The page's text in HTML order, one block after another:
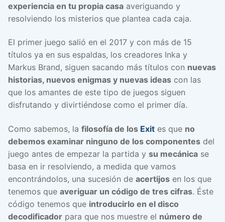
experiencia en tu propia casa averiguando y
resolviendo los misterios que plantea cada caja.
El primer juego salió en el 2017 y con más de 15
títulos ya en sus espaldas, los creadores Inka y
Markus Brand, siguen sacando más títulos con nuevas
historias, nuevos enigmas y nuevas ideas con las
que los amantes de este tipo de juegos siguen
disfrutando y divirtiéndose como el primer día.
Como sabemos, la filosofía de los Exit es que no
debemos examinar ninguno de los componentes del
juego antes de empezar la partida y su mecánica se
basa en ir resolviendo, a medida que vamos
encontrándolos, una sucesión de acertijos en los que
tenemos que averiguar un código de tres cifras. Éste
código tenemos que introducirlo en el disco
decodificador para que nos muestre el número de